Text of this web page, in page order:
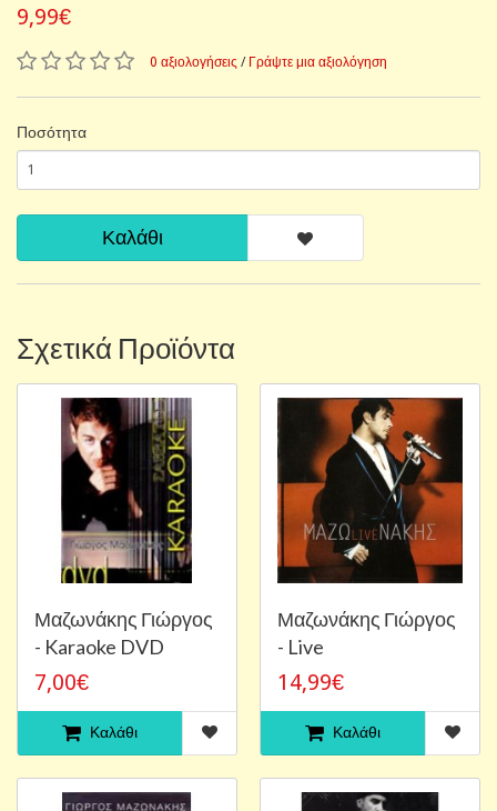
9,99€
0 αξιολογήσεις / Γράψτε μια αξιολόγηση
Ποσότητα
Καλάθι
Σχετικά Προϊόντα
Μαζωνάκης Γιώργος
- Karaoke DVD
7,00€
Καλάθι
Μαζωνάκης Γιώργος
- Live
14,99€
Καλάθι